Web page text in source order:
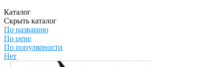
Каталог
Скрыть каталог
По названию
По цене
По популярности
Нет